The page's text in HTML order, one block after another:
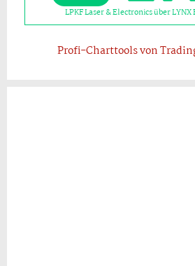
LPKF Laser & Electronics über
Profi-Charttools von